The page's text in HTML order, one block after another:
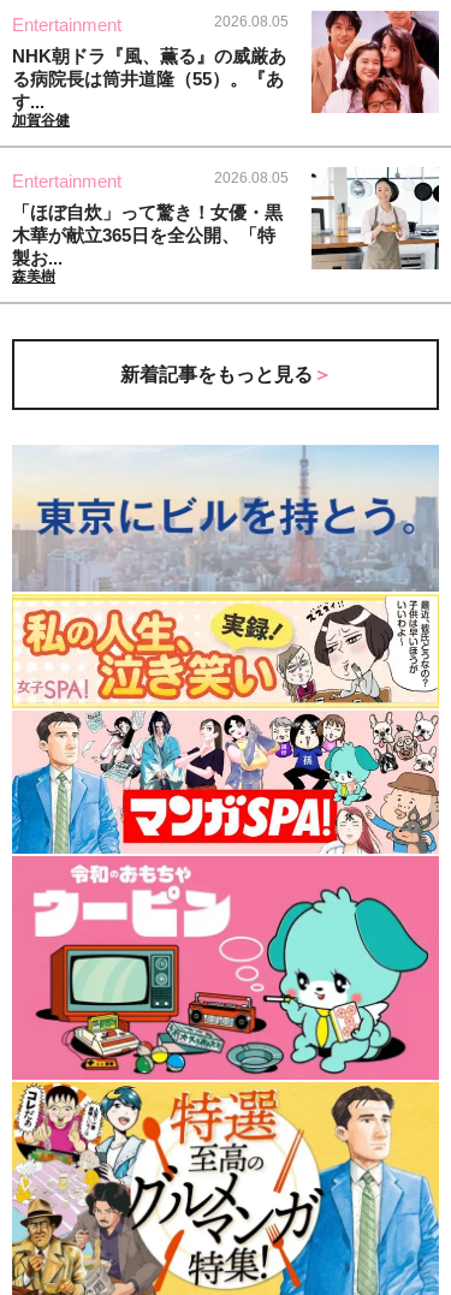
Entertainment 2026.08.05
NHK朝ドラ『風、薫る』の威厳あ
る病院長は筒井道隆（55）。『あ
す...
加賀谷健
Entertainment 2026.08.05
「ほぼ自炊」って驚き！女優・黒
木華が献立365日を全公開、「特
製お...
森美樹
新着記事をもっと見る